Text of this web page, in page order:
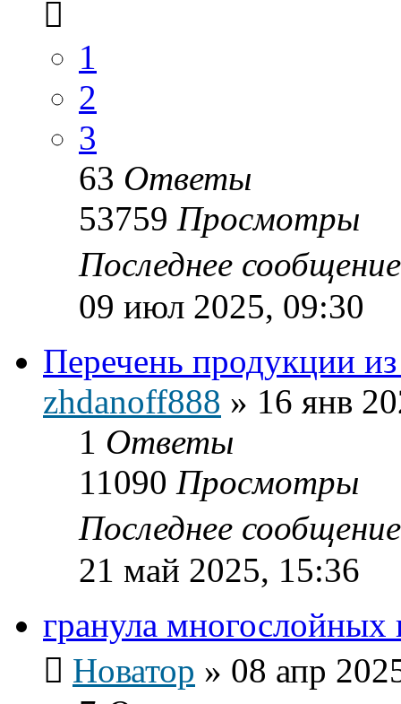
1
2
3
63 Ответы
53759 Просмотры
Последнее
09 июл 2025, 09:30
Перечень продукции
zhdanoff888 » 16 янв
1 Ответы
11090 Просмотры
Последнее
21 май 2025, 15:36
гранула многослойных
Новатор » 08 апр